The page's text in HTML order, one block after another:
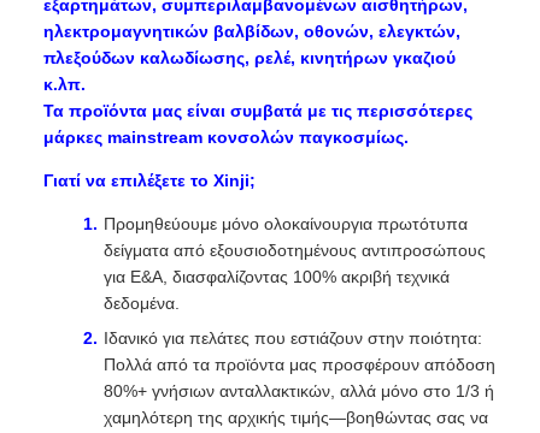
εξαρτημάτων, συμπεριλαμβανομένων αισθητήρων,
ηλεκτρομαγνητικών βαλβίδων, οθονών, ελεγκτών,
πλεξούδων καλωδίωσης, ρελέ, κινητήρων γκαζιού
κ.λπ.
Τα προϊόντα μας είναι συμβατά με τις περισσότερες
μάρκες mainstream κονσολών παγκοσμίως.
Γιατί να επιλέξετε το Xinji;
Προμηθεύουμε μόνο ολοκαίνουργια πρωτότυπα
δείγματα από εξουσιοδοτημένους αντιπροσώπους
για Ε&Α, διασφαλίζοντας 100% ακριβή τεχνικά
δεδομένα.
Ιδανικό για πελάτες που εστιάζουν στην ποιότητα:
Πολλά από τα προϊόντα μας προσφέρουν απόδοση
80%+ γνήσιων ανταλλακτικών, αλλά μόνο στο 1/3 ή
χαμηλότερη της αρχικής τιμής—βοηθώντας σας να